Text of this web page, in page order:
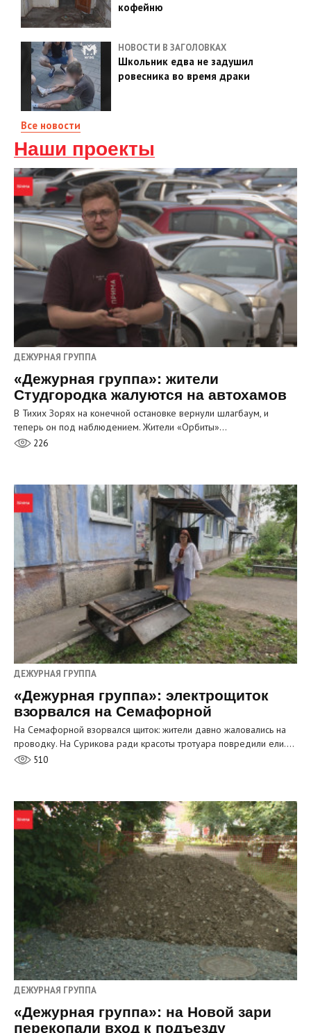
кофейню
НОВОСТИ В ЗАГОЛОВКАХ
Школьник едва не задушил
ровесника во время драки
Все новости
Наши проекты
ДЕЖУРНАЯ ГРУППА
«Дежурная группа»: жители
Студгородка жалуются на автохамов
В Тихих Зорях на конечной остановке вернули шлагбаум, и
теперь он под наблюдением. Жители «Орбиты»…
226
ДЕЖУРНАЯ ГРУППА
«Дежурная группа»: электрощиток
взорвался на Семафорной
На Семафорной взорвался щиток: жители давно жаловались на
проводку. На Сурикова ради красоты тротуара повредили ели.…
510
ДЕЖУРНАЯ ГРУППА
«Дежурная группа»: на Новой зари
перекопали вход к подъезду